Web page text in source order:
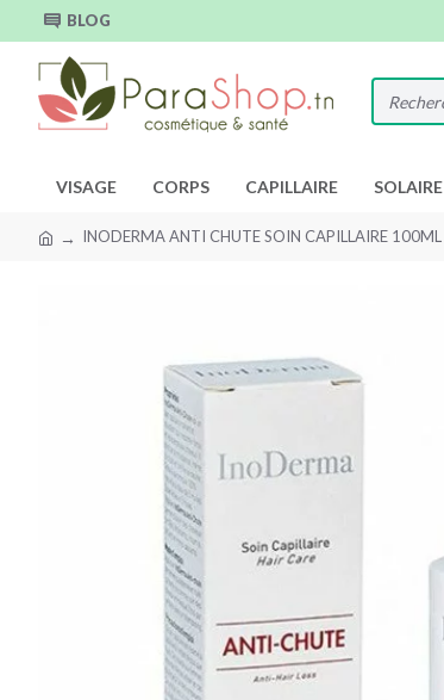
BLOG
VISAGE CORPS CAPILLAIRE SOLAIRE
INODERMA ANTI CHUTE SOIN CAPILLAIRE 100ML